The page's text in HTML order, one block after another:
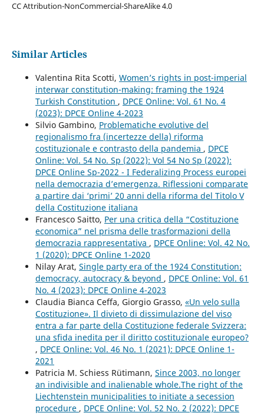
CC Attribution-NonCommercial-ShareAlike 4.0
Similar Articles
Valentina Rita Scotti, Women’s rights in post-imperial
interwar constitution-making: framing the 1924
Turkish Constitution , DPCE Online: Vol. 61 No. 4
(2023): DPCE Online 4-2023
Silvio Gambino, Problematiche evolutive del
regionalismo fra (incertezze della) riforma
costituzionale e contrasto della pandemia , DPCE
Online: Vol. 54 No. Sp (2022): Vol 54 No Sp (2022):
DPCE Online Sp-2022 - I Federalizing Process europei
nella democrazia d’emergenza. Riflessioni comparate
a partire dai ‘primi’ 20 anni della riforma del Titolo V
della Costituzione italiana
Francesco Saitto, Per una critica della “Costituzione
economica” nel prisma delle trasformazioni della
democrazia rappresentativa , DPCE Online: Vol. 42 No.
1 (2020): DPCE Online 1-2020
Nilay Arat, Single party era of the 1924 Constitution:
democracy, autocracy & beyond , DPCE Online: Vol. 61
No. 4 (2023): DPCE Online 4-2023
Claudia Bianca Ceffa, Giorgio Grasso, «Un velo sulla
Costituzione». Il divieto di dissimulazione del viso
entra a far parte della Costituzione federale Svizzera:
una sfida inedita per il diritto costituzionale europeo?
, DPCE Online: Vol. 46 No. 1 (2021): DPCE Online 1-
2021
Patricia M. Schiess Rütimann, Since 2003, no longer
an indivisible and inalienable whole.The right of the
Liechtenstein municipalities to initiate a secession
procedure , DPCE Online: Vol. 52 No. 2 (2022): DPCE